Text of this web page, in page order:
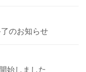
のお知らせ
始しました